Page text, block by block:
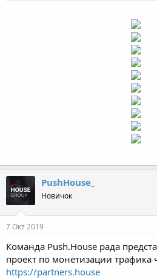
PushHouse_
Новичок
7 Окт 2019
Команда Push.House рада
проект по монетизации трафика
https://partners.house